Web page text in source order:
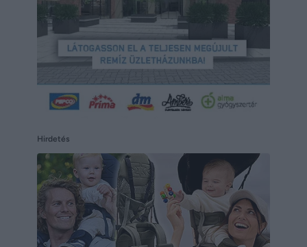
Hirdetés